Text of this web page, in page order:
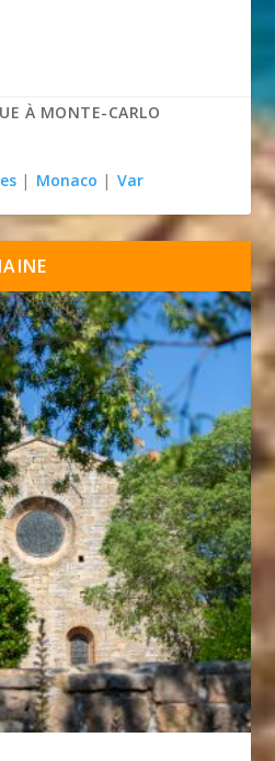
À MONTE-CARLO
| Monaco | Var